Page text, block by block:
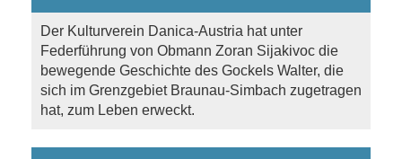
Der Kulturverein Danica-Austria hat unter
Federführung von Obmann Zoran Sijakivoc die
bewegende Geschichte des Gockels Walter, die
sich im Grenzgebiet Braunau-Simbach zugetragen
hat, zum Leben erweckt.